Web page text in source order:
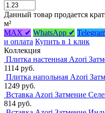
Данный товар продается
м²
MAX ✔ WhatsApp ✔
и оплата Купить в 1 клик
Коллекция
Плитка настенная Azori
1114 руб.
Плитка напольная Azori
1249 руб.
Вставка Azori Затмение
814 руб.